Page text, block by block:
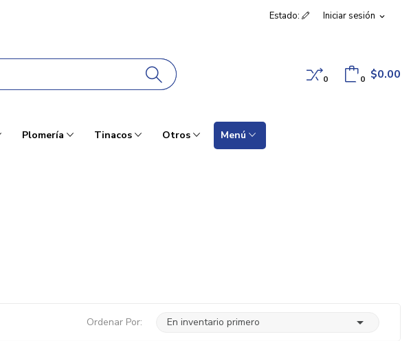
Iniciar sesión expand_more
Estado:
0 $0.00
0
Plomería Tinacos Otros Menú
Ordenar Por: En inventario primero 